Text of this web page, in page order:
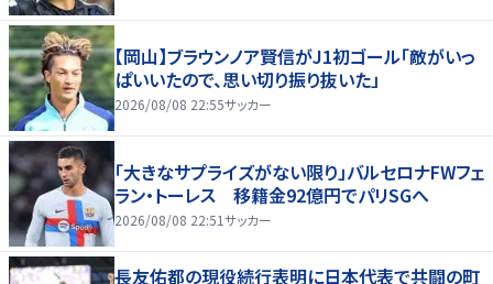
【岡山】ブラウンノア賢信がJ1初ゴール「敵がいっ
ぱいいたので、思い切り振り抜いた」
2026/08/08 22:55サッカー
「大きなサプライズがない限り」バルセロナFWフェ
ラン・トーレス 移籍金92億円でパリSGへ
2026/08/08 22:51サッカー
長友佑都の現役続行表明に日本代表で共闘の町